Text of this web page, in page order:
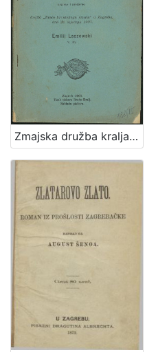
Zmajska družba kralja Sigismunda / napisao i predavao družbi "Braće hrvatskoga zmaja" u Zagrebu, dne 23. siječnja 1907. Emilij Laszowski